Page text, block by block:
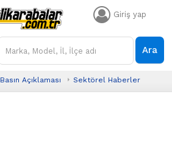
Giriş yap
Ara
Basın Açıklaması Sektörel Haberler